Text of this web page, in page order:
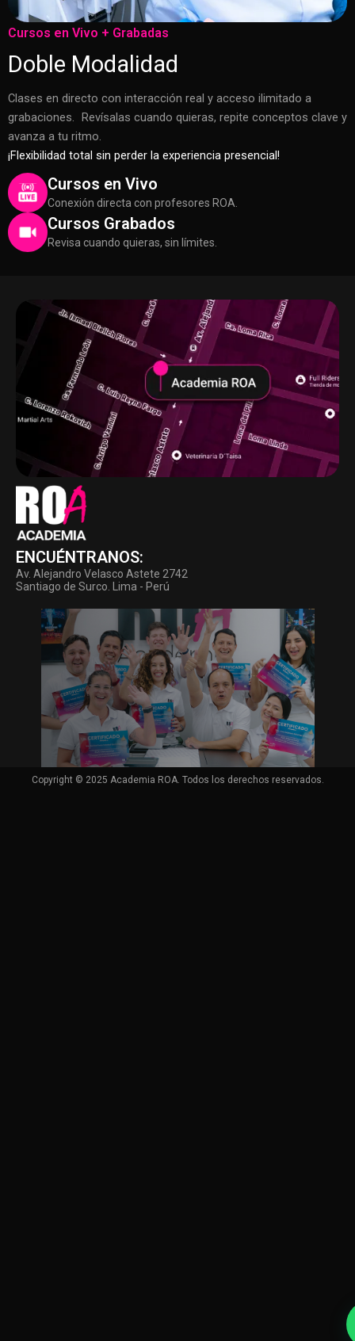
Cursos en Vivo + Grabadas
Doble Modalidad
Clases en directo con interacción real y acceso ilimitado a
grabaciones. Revísalas cuando quieras, repite conceptos clave y
avanza a tu ritmo.
¡Flexibilidad total sin perder la experiencia presencial!
Cursos en Vivo
Conexión directa con profesores ROA.
Cursos Grabados
Revisa cuando quieras, sin límites.
ENCUÉNTRANOS:
Av. Alejandro Velasco Astete 2742
Santiago de Surco. Lima - Perú
Copyright © 2025 Academia ROA. Todos los derechos reservados.